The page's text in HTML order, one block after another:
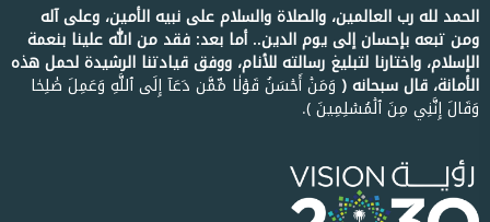
الحمد لله رب العالمين، والصلاة والسلام على نبيه الأمين، وعلى آله
ومن تبعه بإحسان إلى يوم الدين.. أما بعد: فقد من الله علينا بنعمة
الإسلام، واختارنا لتبليغ رسالته للأنام، ووفق قيادتنا الرشيدة لحمل هذه
الأمانة، قال سبحانه ﴿ وَمَنۡ أَحۡسَنُ قَوۡلٗا مِّمَّن دَعَآ إِلَى ٱللَّهِ وَعَمِلَ صَٰلِحٗا
وَقَالَ إِنَّنِي مِنَ ٱلۡمُسۡلِمِينَ ﴾.